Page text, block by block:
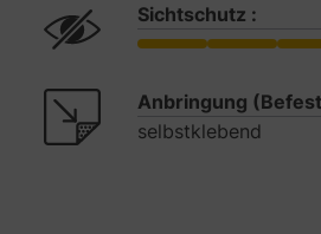
Sichtschutz :
Anbringung
selbstklebend